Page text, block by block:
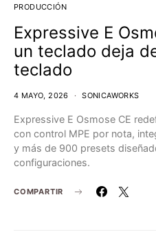
PRODUCCIÓN
Expressive E
un teclado deja
teclado
4 MAYO, 2026 SONICAWORKS
Expressive E Osmose CE
con control MPE por nota,
y más de 900 presets
configuraciones.
COMPARTIR